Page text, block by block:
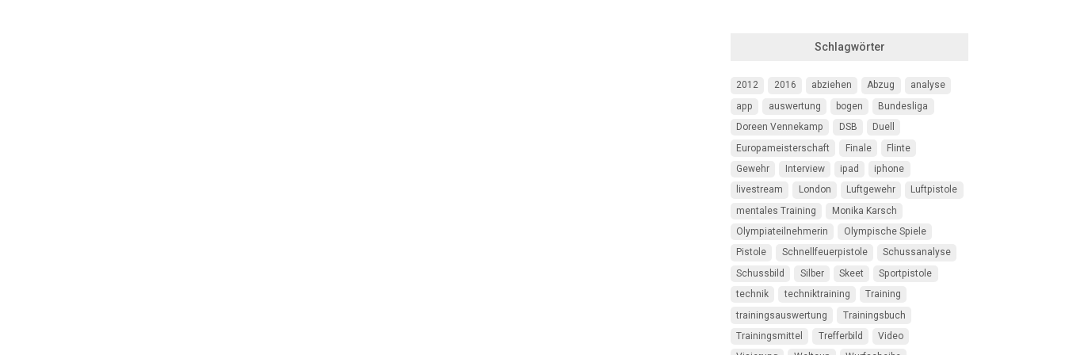
Schlagwörter
2012 2016 abziehen Abzug
analyse
app
auswertung bogen
Bundesliga
Doreen Vennekamp
DSB
Duell
Europameisterschaft
Finale
Flinte
Gewehr
Interview ipad
iphone
livestream
London Luftgewehr
Luftpistole
mentales Training
Monika Karsch
Olympiateilnehmerin
Olympische Spiele
Pistole
Schnellfeuerpistole
Schussanalyse
Schussbild
Silber Skeet
Sportpistole
technik
techniktraining
Training
trainingsauswertung
Trainingsbuch
Trainingsmittel
Trefferbild
Video